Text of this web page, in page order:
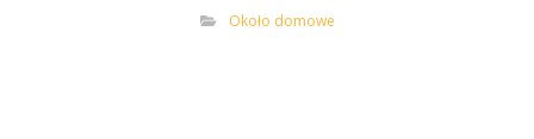
Około domowe